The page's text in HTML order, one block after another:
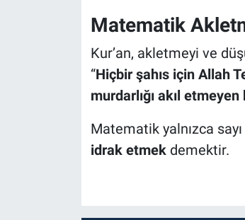
Matematik
Kur’an, akletmeyi ve
“Hiçbir şahıs için Allah
murdarlığı akıl
Matematik yalnızca
idrak etmekdemektir.